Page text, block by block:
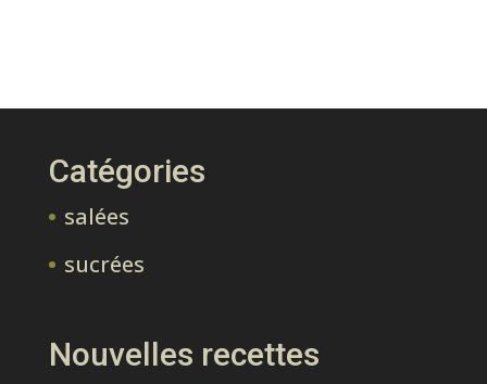
Catégories
salées
sucrées
Nouvelles recettes